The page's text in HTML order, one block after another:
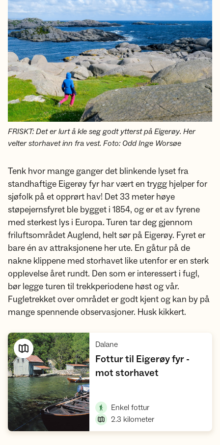
FRISKT: Det er lurt å kle seg godt ytterst på Eigerøy. Her
velter storhavet inn fra vest. Foto: Odd Inge Worsøe
Tenk hvor mange ganger det blinkende lyset fra
standhaftige Eigerøy fyr har vært en trygg hjelper for
sjøfolk på et opprørt hav! Det 33 meter høye
støpejernsfyret ble bygget i 1854, og er et av fyrene
med sterkest lys i Europa. Turen tar deg gjennom
friluftsområdet Auglend, helt sør på Eigerøy. Fyret er
bare én av attraksjonene her ute. En gåtur på de
nakne klippene med storhavet like utenfor er en sterk
opplevelse året rundt. Den som er interessert i fugl,
bør legge turen til trekkperiodene høst og vår.
Fugletrekket over området er godt kjent og kan by på
mange spennende observasjoner. Husk kikkert.
Dalane,
Fottur til Eigerøy fyr -
mot storhavet
Enkel fottur,
2.3 kilometer